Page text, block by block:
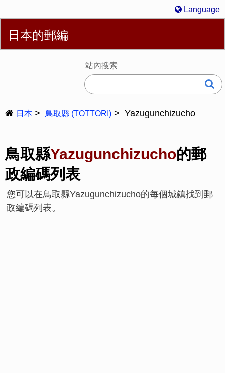
Language
Deutsch
Français
日本語
日本的郵編
站內搜索
日本 鳥取縣 (TOTTORI) Yazugunchizucho
鳥取縣Yazugunchizucho的郵
政編碼列表
您可以在鳥取縣Yazugunchizucho的每個城鎮找到郵
政編碼列表。